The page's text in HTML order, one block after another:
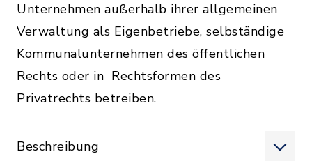
Unternehmen außerhalb ihrer allgemeinen
Verwaltung als Eigenbetriebe, selbständige
Kommunalunternehmen des öffentlichen
Rechts oder in Rechtsformen des
Privatrechts betreiben.
Beschreibung